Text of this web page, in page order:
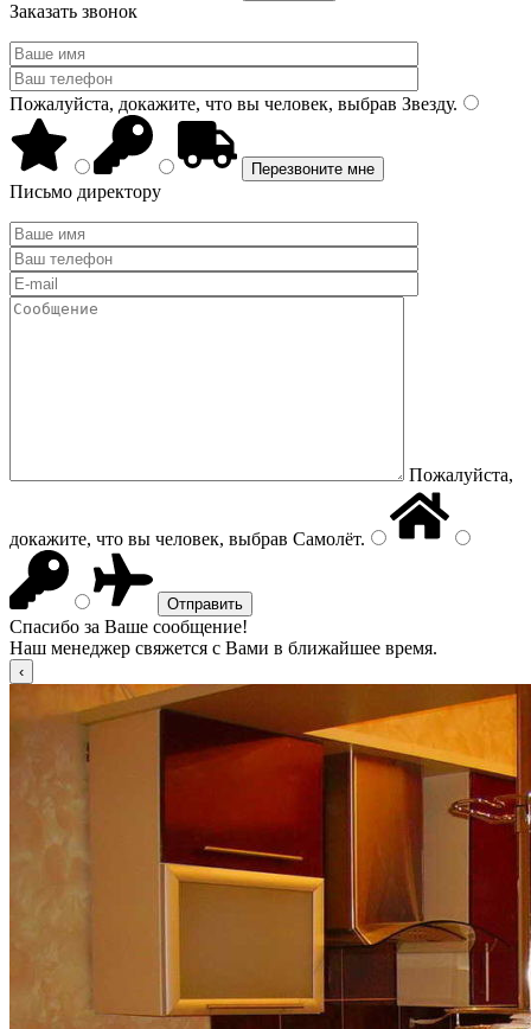
Заказать звонок
Пожалуйста, докажите, что вы человек, выбрав Звезду.
Письмо директору
Пожалуйста,
докажите, что вы человек, выбрав Самолёт.
Спасибо за Ваше сообщение!
Наш менеджер свяжется с Вами в ближайшее время.